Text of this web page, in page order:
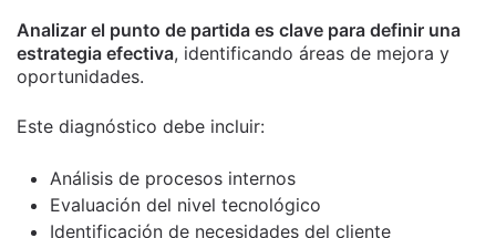
Analizar el punto de partida es clave para definir una
estrategia efectiva, identificando áreas de mejora y
oportunidades.
Este diagnóstico debe incluir:
Análisis de procesos internos
Evaluación del nivel tecnológico
Identificación de necesidades del cliente